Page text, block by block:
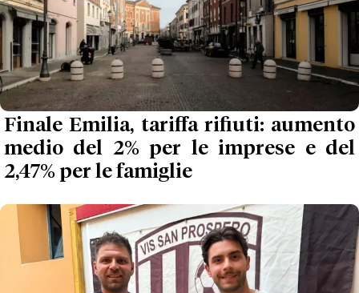
Finale Emilia, tariffa rifiuti: aumento
medio del 2% per le imprese e del
2,47% per le famiglie